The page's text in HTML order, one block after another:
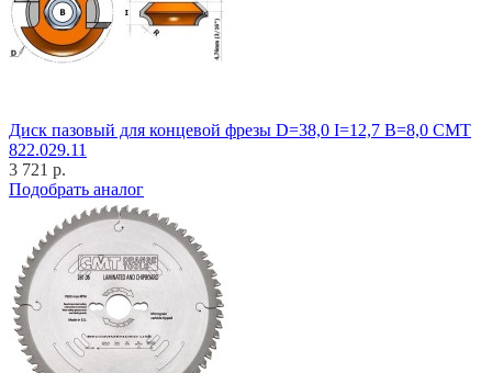
Диск пазовый для концевой фрезы D=38,0 I=12,7 B=8,0 CMT
822.029.11
3 721 р.
Подобрать аналог